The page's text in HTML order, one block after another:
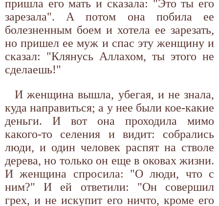
пришла его мать и сказала: "Это ты его
зарезала". А потом она побила ее
болезненным боем и хотела ее зарезать,
но пришел ее муж и спас эту женщину и
сказал: "Клянусь Аллахом, ты этого не
сделаешь!"
И женщина вышла, убегая, и не знала,
куда направиться; а у нее были кое-какие
деньги. И вот она проходила мимо
какого-то селения и видит: собрались
люди, и один человек распят на стволе
дерева, но только он еще в оковах жизни.
И женщина спросила: "О люди, что с
ним?" И ей ответили: "Он совершил
грех, и не искупит его ничто, кроме его